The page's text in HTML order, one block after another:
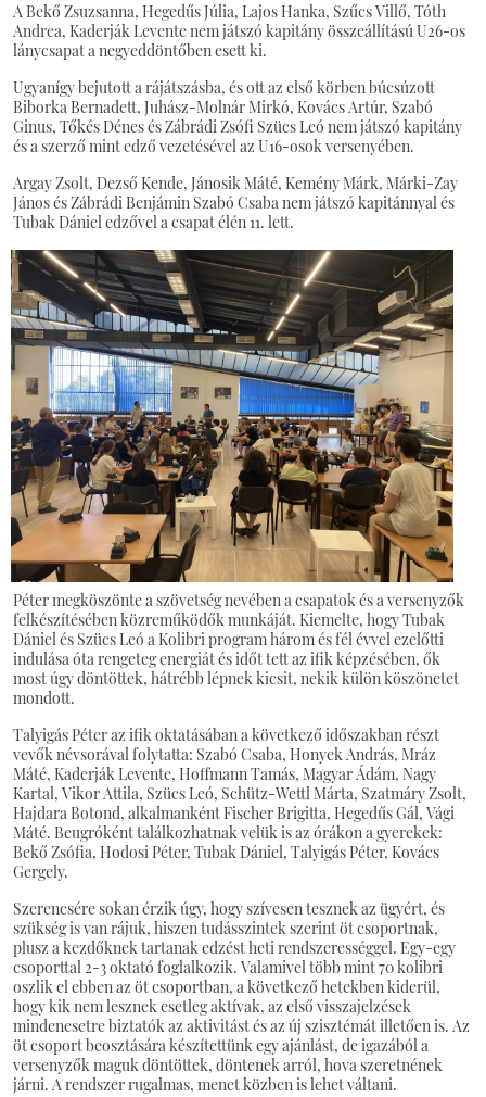
A Bekő Zsuzsanna, Hegedűs Júlia, Lajos Hanka, Szűcs Villő, Tóth
Andrea, Kaderják Levente nem játszó kapitány összeállítású U26-os
lánycsapat a negyeddöntőben esett ki.
Ugyanígy bejutott a rájátszásba, és ott az első körben búcsúzott
Biborka Bernadett, Juhász-Molnár Mirkó, Kovács Artúr, Szabó
Ginus, Tőkés Dénes és Zábrádi Zsófi Szücs Leó nem játszó kapitány
és a szerző mint edző vezetésével az U16-osok versenyében.
Argay Zsolt, Dezső Kende, Jánosik Máté, Kemény Márk, Márki-Zay
János és Zábrádi Benjámin Szabó Csaba nem játszó kapitánnyal és
Tubak Dániel edzővel a csapat élén 11. lett.
Péter megköszönte a szövetség nevében a csapatok és a versenyzők
felkészítésében közreműködők munkáját. Kiemelte, hogy Tubak
Dániel és Szücs Leó a Kolibri program három és fél évvel ezelőtti
indulása óta rengeteg energiát és időt tett az ifik képzésében, ők
most úgy döntöttek, hátrébb lépnek kicsit, nekik külön köszönetet
mondott.
Talyigás Péter az ifik oktatásában a következő időszakban részt
vevők névsorával folytatta: Szabó Csaba, Honyek András, Mráz
Máté, Kaderják Levente, Hoffmann Tamás, Magyar Ádám, Nagy
Kartal, Vikor Attila, Szücs Leó, Schütz-Wettl Márta, Szatmáry Zsolt,
Hajdara Botond, alkalmanként Fischer Brigitta, Hegedűs Gál, Vági
Máté. Beugróként találkozhatnak velük is az órákon a gyerekek:
Bekő Zsófia, Hodosi Péter, Tubak Dániel, Talyigás Péter, Kovács
Gergely.
Szerencsére sokan érzik úgy, hogy szívesen tesznek az ügyért, és
szükség is van rájuk, hiszen tudásszintek szerint öt csoportnak,
plusz a kezdőknek tartanak edzést heti rendszerességgel. Egy-egy
csoporttal 2-3 oktató foglalkozik. Valamivel több mint 70 kolibri
oszlik el ebben az öt csoportban, a következő hetekben kiderül,
hogy kik nem lesznek esetleg aktívak, az első visszajelzések
mindenesetre biztatók az aktivitást és az új szisztémát illetően is. Az
öt csoport beosztására készítettünk egy ajánlást, de igazából a
versenyzők maguk döntöttek, döntenek arról, hova szeretnének
járni. A rendszer rugalmas, menet közben is lehet váltani.